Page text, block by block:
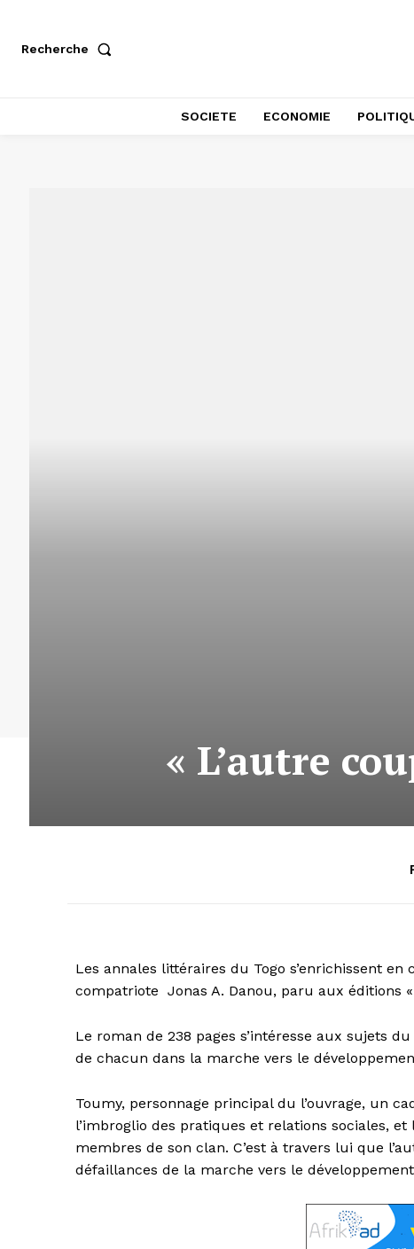
Recherche
SOCIETE ECONOMIE
« L’autre
Les annales littéraires du Togo s’enrichissent
compatriote Jonas A. Danou, paru aux éditions «
Le roman de 238 pages s’intéresse aux sujets
de chacun dans la marche vers le
Toumy, personnage principal du l’ouvrage, un
l’imbroglio des pratiques et relations sociales,
membres de son clan. C’est à travers lui que
défaillances de la marche vers le